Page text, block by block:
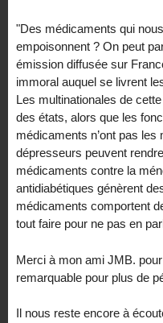
"Des médicaments qui
empoisonnent ? On peut
émission diffusée sur
immoral auquel se livrent
Les multinationales de
des états, alors que les
médicaments n’ont pas
dépresseurs peuvent
médicaments contre la
antidiabétiques génèrent
médicaments comportent
tout faire pour ne pas en
Merci à mon ami JMB.
remarquable pour plus de
Il nous reste encore à